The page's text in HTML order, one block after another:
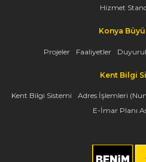
Hizmet
Konya
Projeler Faaliyetler
Kent Bilgi
Kent Bilgi Sistemi Adres İşlemleri
E-İmar Planı